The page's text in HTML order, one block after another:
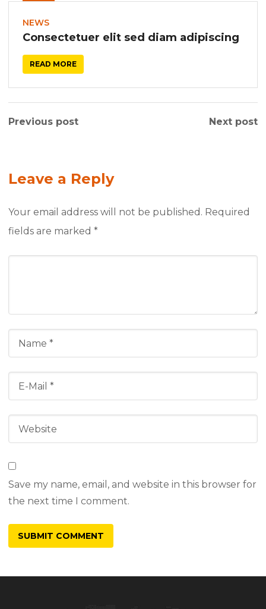
JAN
NEWS
Consectetuer elit sed diam adipiscing
READ MORE
Previous post Next post
Leave a Reply
Your email address will not be published. Required
fields are marked *
Save my name, email, and website in this browser for
the next time I comment.